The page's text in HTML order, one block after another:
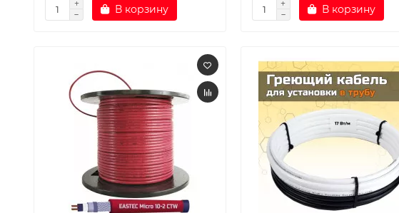
В корзину В корзину